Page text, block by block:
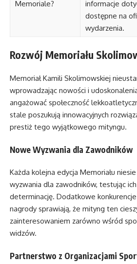
Memoriale?
informacje
dostępne na
wydarzenia.
Rozwój Memoriału
Memoriał Kamili Skolimowskiej
wprowadzając nowości i
angażować społeczność
stale poszukują innowacyjnych
prestiż tego wyjątkowego mityngu.
Nowe Wyzwania dla Zawodników
Każda kolejna edycja Memoriału
wyzwania dla zawodników, testując
determinację. Dodatkowe
nagrody sprawiają, że mityng ten
zainteresowaniem zarówno wśród
widzów.
Partnerstwo z Organizacjami